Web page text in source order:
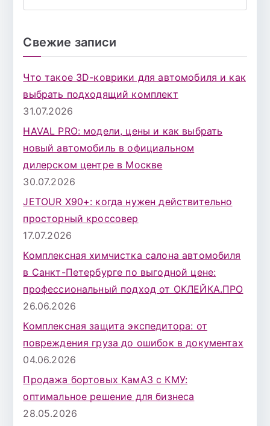
Свежие записи
Что такое 3D-коврики для автомобиля и как
выбрать подходящий комплект
31.07.2026
HAVAL PRO: модели, цены и как выбрать
новый автомобиль в официальном
дилерском центре в Москве
30.07.2026
JETOUR X90+: когда нужен действительно
просторный кроссовер
17.07.2026
Комплексная химчистка салона автомобиля
в Санкт-Петербурге по выгодной цене:
профессиональный подход от ОКЛЕЙКА.ПРО
26.06.2026
Комплексная защита экспедитора: от
повреждения груза до ошибок в документах
04.06.2026
Продажа бортовых КамАЗ с КМУ:
оптимальное решение для бизнеса
28.05.2026